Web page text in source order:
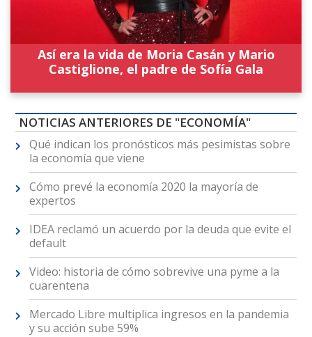
Así era la vida de Moria Casán y Mario
Castiglione, el padre de Sofía Gala
NOTICIAS ANTERIORES DE "ECONOMÍA"
Qué indican los pronósticos más pesimistas sobre
la economía que viene
Cómo prevé la economía 2020 la mayoría de
expertos
IDEA reclamó un acuerdo por la deuda que evite el
default
Video: historia de cómo sobrevive una pyme a la
cuarentena
Mercado Libre multiplica ingresos en la pandemia
y su acción sube 59%